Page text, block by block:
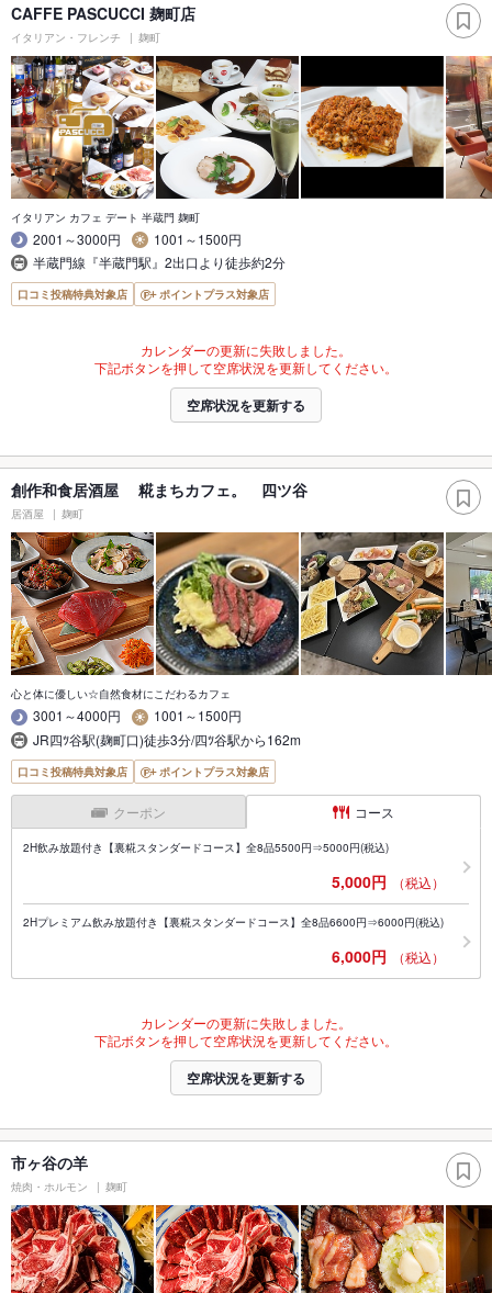
CAFFE PASCUCCI 麹町店
イタリアン・フレンチ 麹町
イタリアン カフェ デート 半蔵門 麹町
2001～3000円
1001～1500円
半蔵門線『半蔵門駅』2出口より徒歩約2分
口コミ投稿特典対象店 ポイントプラス対象店
カレンダーの更新に失敗しました。
下記ボタンを押して空席状況を更新してください。
空席状況を更新する
創作和食居酒屋 糀まちカフェ。 四ツ谷
居酒屋 麹町
心と体に優しい☆自然食材にこだわるカフェ
3001～4000円
1001～1500円
JR四ﾂ谷駅(麹町口)徒歩3分/四ﾂ谷駅から162m
口コミ投稿特典対象店 ポイントプラス対象店
クーポン コース
2H飲み放題付き【裏糀スタンダードコース】全8品5500円⇒5000円(税込)
5,000円 （税込）
2Hプレミアム飲み放題付き【裏糀スタンダードコース】全8品6600円⇒6000円(税込)
6,000円 （税込）
カレンダーの更新に失敗しました。
下記ボタンを押して空席状況を更新してください。
空席状況を更新する
市ヶ谷の羊
焼肉・ホルモン 麹町